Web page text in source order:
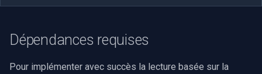
Dépendances requises
Pour implémenter avec succès la lecture basée sur la